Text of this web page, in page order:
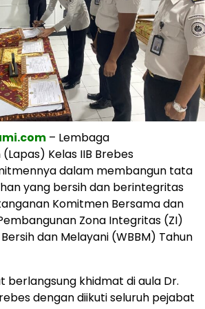
– Lembaga
Kelas IIB Brebes
dalam membangun tata
yang bersih dan berintegritas
Komitmen Bersama dan
Zona Integritas (ZI)
dan Melayani (WBBM) Tahun
berlangsung khidmat di aula Dr.
dengan diikuti seluruh pejabat